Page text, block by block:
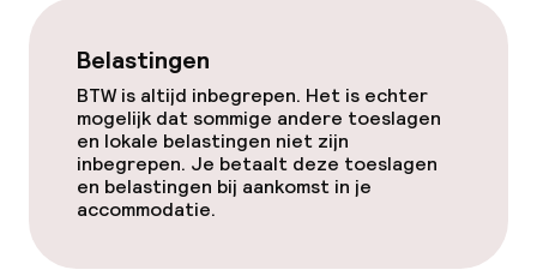
Schoonmaakvoorzieningen
Wasservice
Zakelijke faciliteiten
Belastingen
BTW is altijd inbegrepen. Het is echter
mogelijk dat sommige andere toeslagen
en lokale belastingen niet zijn
inbegrepen. Je betaalt deze toeslagen
en belastingen bij aankomst in je
accommodatie.